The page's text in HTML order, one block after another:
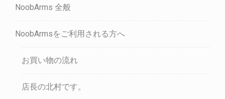
NoobArms 全般
NoobArmsをご利用される方へ
お買い物の流れ
店長の北村です。